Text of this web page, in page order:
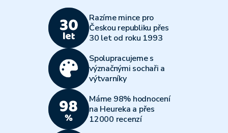
Razíme mince pro
Českou republiku přes
30 let od roku 1993
Spolupracujeme s
význačnými sochaři a
výtvarníky
Máme 98% hodnocení
na Heureka a přes
12000 recenzí